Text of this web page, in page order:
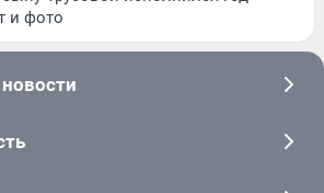
и фото